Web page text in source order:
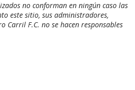
no conforman en ningún caso las
este sitio, sus administradores,
Carril F.C. no se hacen responsables